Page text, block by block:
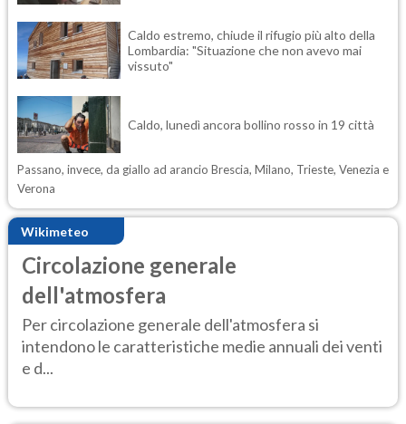
Caldo estremo, chiude il rifugio più alto della
Lombardia: "Situazione che non avevo mai
vissuto"
Caldo, lunedì ancora bollino rosso in 19 città
Passano, invece, da giallo ad arancio Brescia, Milano, Trieste, Venezia e
Verona
Wikimeteo
Circolazione generale
dell'atmosfera
Per circolazione generale dell'atmosfera si
intendono le caratteristiche medie annuali dei venti
e d...